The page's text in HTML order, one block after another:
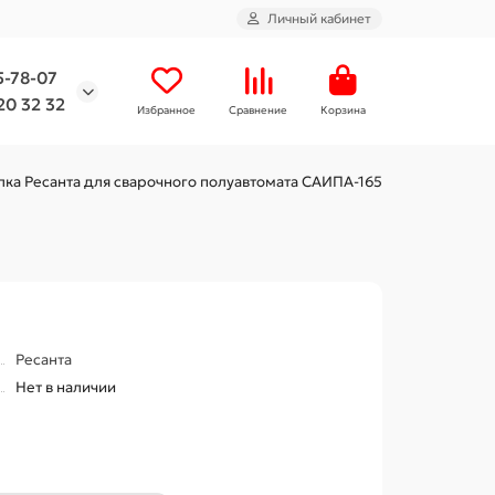
Личный кабинет
78-07
32 32
Избранное Сравнение Корзина
Ресанта для сварочного полуавтомата САИПА-165
Ресанта
Нет в наличии